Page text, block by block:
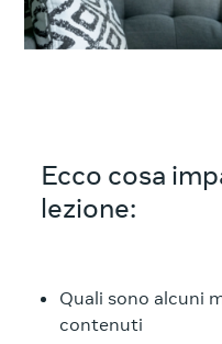
Ecco cosa
lezione:
Quali sono alcuni
contenuti